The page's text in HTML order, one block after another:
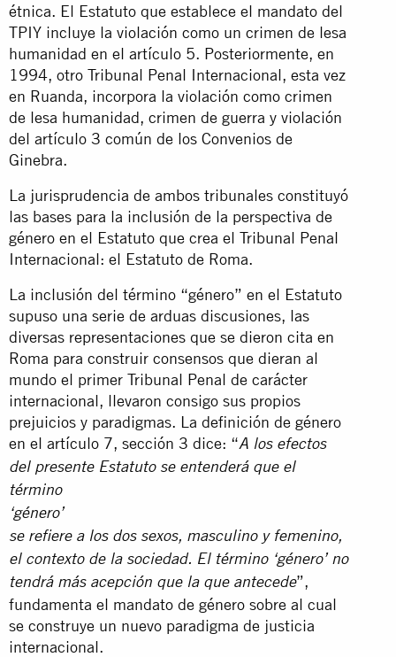
étnica. El Estatuto que establece el mandato del
TPIY incluye la violación como un crimen de lesa
humanidad en el artículo 5. Posteriormente, en
1994, otro Tribunal Penal Internacional, esta vez
en Ruanda, incorpora la violación como crimen
de lesa humanidad, crimen de guerra y violación
del artículo 3 común de los Convenios de
Ginebra.
La jurisprudencia de ambos tribunales constituyó
las bases para la inclusión de la perspectiva de
género en el Estatuto que crea el Tribunal Penal
Internacional: el Estatuto de Roma.
La inclusión del término “género” en el Estatuto
supuso una serie de arduas discusiones, las
diversas representaciones que se dieron cita en
Roma para construir consensos que dieran al
mundo el primer Tribunal Penal de carácter
internacional, llevaron consigo sus propios
prejuicios y paradigmas. La definición de género
en el artículo 7, sección 3 dice: “A los efectos
del presente Estatuto se entenderá que el
término
se refiere a los dos sexos, masculino y femenino,
el contexto de la sociedad. El término ‘género’ no
tendrá más acepción que la que antecede”,
fundamenta el mandato de género sobre al cual
se construye un nuevo paradigma de justicia
internacional.